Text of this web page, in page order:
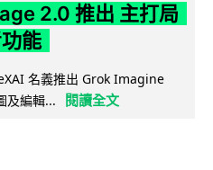
2.0 推出 主打局
能
名義推出 Grok Imagine
及編輯...
閱讀全文